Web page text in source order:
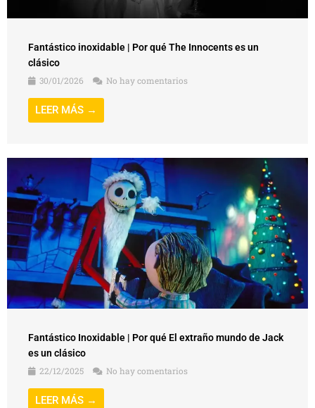
Fantástico inoxidable | Por qué The Innocents es un
clásico
30/01/2026
No hay comentarios
LEER MÁS →
Fantástico Inoxidable | Por qué El extraño mundo de Jack
es un clásico
22/12/2025
No hay comentarios
LEER MÁS →